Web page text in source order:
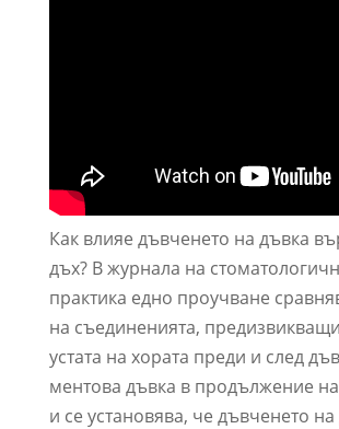
Как влияе дъвченето на дъвка
дъх? В журнала на
практика едно проучване
на съединенията,
устата на хората преди и след
ментова дъвка в продължение
и се установява, че дъвченето